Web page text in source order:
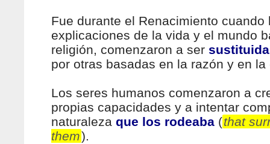
Fue durante el Renacimiento cuando
explicaciones de la vida y el mundo
religión, comenzaron a ser
por otras basadas en la razón y en la
Los seres humanos comenzaron a
propias capacidades y a intentar
naturaleza que los rodeaba (that
them).